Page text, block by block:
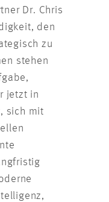
Dr. Chris
den
zu
stehen
jetzt in
sich mit